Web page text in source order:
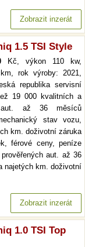
Zobrazit inzerát
1.5 TSI Style
Kč, výkon 110 kw,
rok výroby: 2021,
republika servisní
19 000 kvalitních a
aut. až 36 měsíců
stav vozu,
km. doživotní záruka
férové ceny, peníze
aut. až 36
najetých km. doživotní
Zobrazit inzerát
1.0 TSI Top